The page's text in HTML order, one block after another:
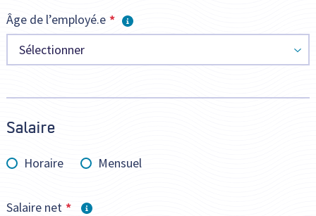
Âge de l’employé.e
Sélectionner
Salaire
Horaire Mensuel
Salaire net